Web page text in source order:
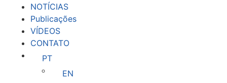
NOTÍCIAS
Publicações
VÍDEOS
CONTATO
PT
EN